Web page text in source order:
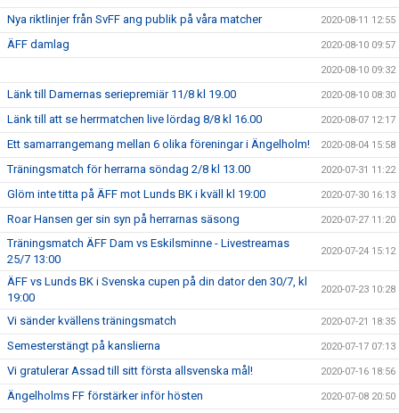
Nya riktlinjer från SvFF ang publik på våra matcher 2020-08-11 12:55
ÄFF damlag 2020-08-10 09:57
2020-08-10 09:32
Länk till Damernas seriepremiär 11/8 kl 19.00 2020-08-10 08:30
Länk till att se herrmatchen live lördag 8/8 kl 16.00 2020-08-07 12:17
Ett samarrangemang mellan 6 olika föreningar i Ängelholm! 2020-08-04 15:58
Träningsmatch för herrarna söndag 2/8 kl 13.00 2020-07-31 11:22
Glöm inte titta på ÄFF mot Lunds BK i kväll kl 19:00 2020-07-30 16:13
Roar Hansen ger sin syn på herrarnas säsong 2020-07-27 11:20
Träningsmatch ÄFF Dam vs Eskilsminne - Livestreamas
25/7 13:00
2020-07-24 15:12
ÄFF vs Lunds BK i Svenska cupen på din dator den 30/7, kl
19:00
2020-07-23 10:28
Vi sänder kvällens träningsmatch 2020-07-21 18:35
Semesterstängt på kanslierna 2020-07-17 07:13
Vi gratulerar Assad till sitt första allsvenska mål! 2020-07-16 18:56
Ängelholms FF förstärker inför hösten 2020-07-08 20:50